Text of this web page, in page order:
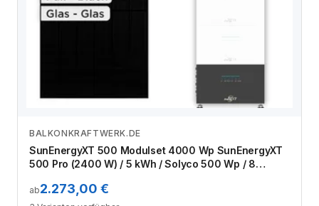
Zum Angebot
BALKONKRAFTWERK.DE
SunEnergyXT 500 Modulset 4000 Wp SunEnergyXT
500 Pro (2400 W) / 5 kWh / Solyco 500 Wp / 8
ab2.273,00 €